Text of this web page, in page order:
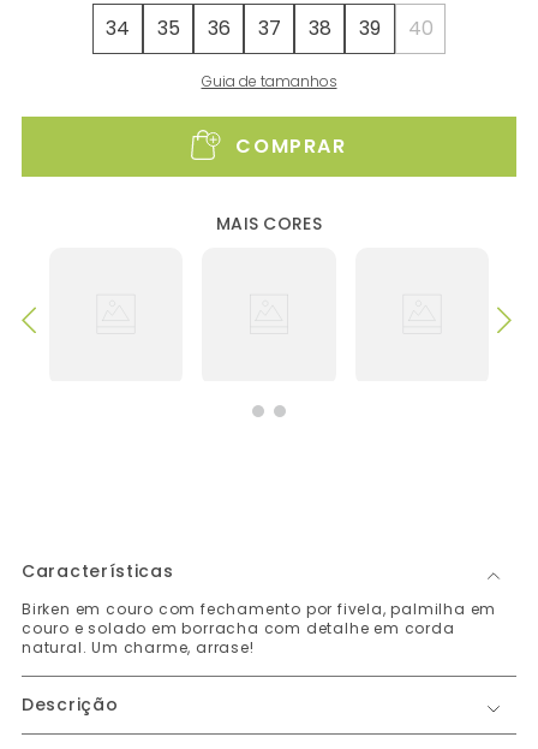
34 35 36 37 38 39 40
Guia de tamanhos
COMPRAR
MAIS CORES
Características
Birken em couro com fechamento por fivela, palmilha em
couro e solado em borracha com detalhe em corda
natural. Um charme, arrase!
Descrição